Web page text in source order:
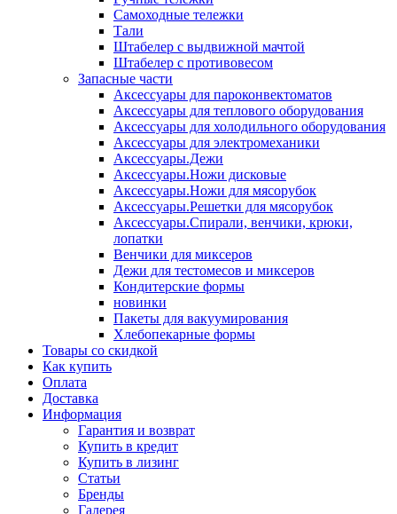
Самоходные тележки
Тали
Штабелер с выдвижной мачтой
Штабелер с противовесом
Запасные части
Аксессуары для пароконвектоматов
Аксессуары для теплового оборудования
Аксессуары для холодильного оборудования
Аксессуары для электромеханики
Аксессуары.Дежи
Аксессуары.Ножи дисковые
Аксессуары.Ножи для мясорубок
Аксессуары.Решетки для мясорубок
Аксессуары.Спирали, венчики, крюки,
лопатки
Венчики для миксеров
Дежи для тестомесов и миксеров
Кондитерские формы
новинки
Пакеты для вакуумирования
Хлебопекарные формы
Товары со скидкой
Как купить
Оплата
Доставка
Информация
Гарантия и возврат
Купить в кредит
Купить в лизинг
Статьи
Бренды
Галерея